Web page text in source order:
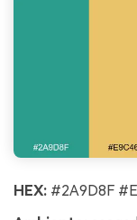
HEX: #2A9D8F